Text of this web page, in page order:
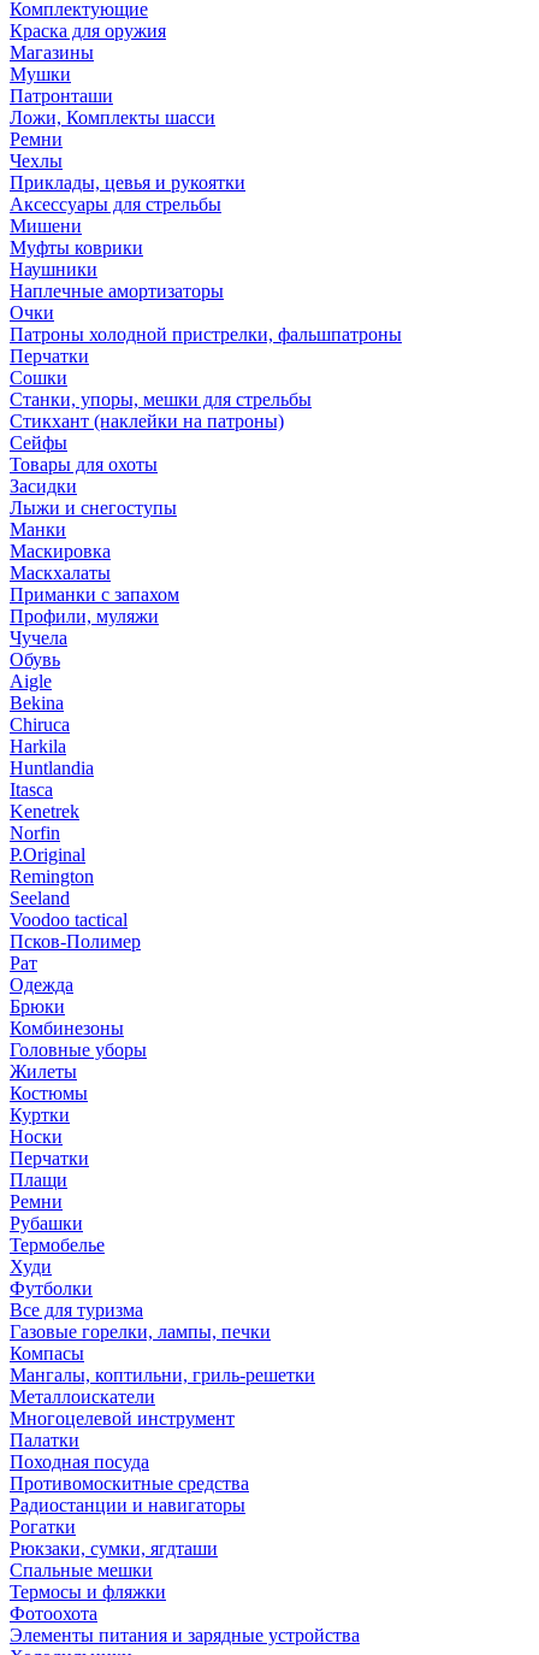
Комплектующие
Краска для оружия
Магазины
Мушки
Патронташи
Ложи, Комплекты шасси
Ремни
Чехлы
Приклады, цевья и рукоятки
Аксессуары для стрельбы
Мишени
Муфты коврики
Наушники
Наплечные амортизаторы
Очки
Патроны холодной пристрелки, фальшпатроны
Перчатки
Сошки
Станки, упоры, мешки для стрельбы
Стикхант (наклейки на патроны)
Сейфы
Товары для охоты
Засидки
Лыжи и снегоступы
Манки
Маскировка
Маскхалаты
Приманки с запахом
Профили, муляжи
Чучела
Обувь
Aigle
Bekina
Chiruсa
Harkila
Huntlandia
Itasca
Kenetrek
Norfin
P.Original
Remington
Seeland
Voodoo tactical
Псков-Полимер
Рат
Одежда
Брюки
Комбинезоны
Головные уборы
Жилеты
Костюмы
Куртки
Носки
Перчатки
Плащи
Ремни
Рубашки
Термобелье
Худи
Футболки
Все для туризма
Газовые горелки, лампы, печки
Компасы
Мангалы, коптильни, гриль-решетки
Металлоискатели
Многоцелевой инструмент
Палатки
Походная посуда
Противомоскитные средства
Радиостанции и навигаторы
Рогатки
Рюкзаки, сумки, ягдташи
Спальные мешки
Термосы и фляжки
Фотоохота
Элементы питания и зарядные устройства